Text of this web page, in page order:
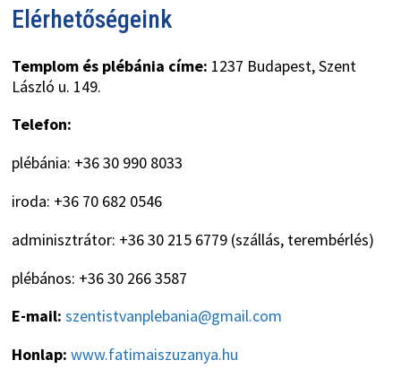
Elérhetőségeink
Templom és plébánia címe: 1237 Budapest, Szent
László u. 149.
Telefon:
plébánia: +36 30 990 8033
iroda: +36 70 682 0546
adminisztrátor: +36 30 215 6779 (szállás, terembérlés)
plébános: +36 30 266 3587
E-mail: szentistvanplebania@gmail.com
Honlap: www.fatimaiszuzanya.hu